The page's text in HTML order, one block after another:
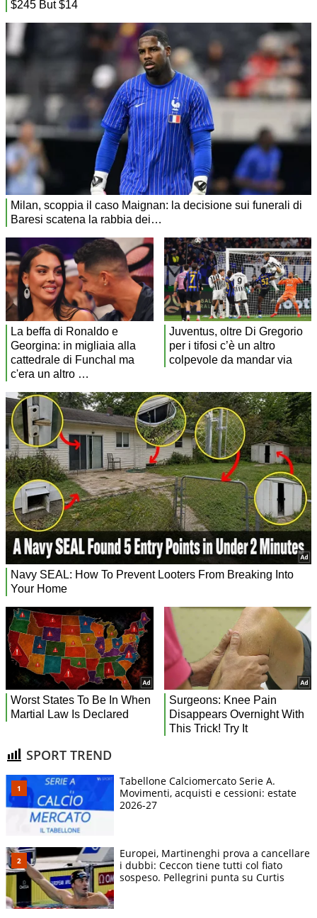
SPORT TREND
Tabellone Calciomercato Serie A.
Movimenti, acquisti e cessioni: estate
2026-27
Europei, Martinenghi prova a cancellare
i dubbi: Ceccon tiene tutti col fiato
sospeso. Pellegrini punta su Curtis